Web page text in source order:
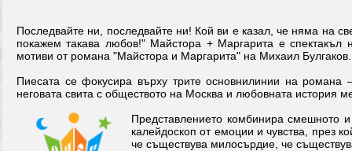
Последвайте ни, последвайте ни! Кой ви е казал, че няма на
покажем такава любов!" Майстора + Маргарита е спектакъл
мотиви от романа "Майстора и Маргарита" на Михаил Булгаков.
Пиесата се фокусира върху трите основнилинии на
неговата свита с обществото на Москва и любовната история
Представлението комбинира смешното
калейдоскоп от емоции и чувства, през
че съществува милосърдие, че